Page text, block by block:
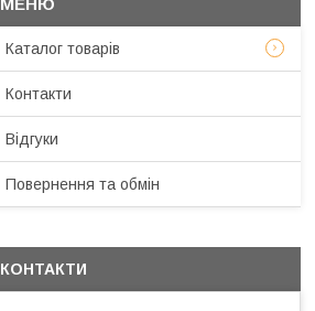
Каталог товарів
Контакти
Відгуки
Повернення та обмін
КОНТАКТИ